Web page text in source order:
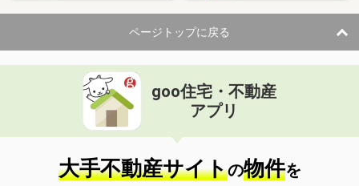
ページトップに戻る
goo住宅・不動産
アプリ
大手不動産サイトの物件を